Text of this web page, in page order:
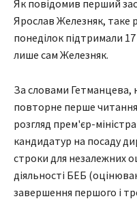
Як повідомив перший
Ярослав Железняк, таке
понеділок підтримали
лише сам Железняк.
За словами Гетманцева,
повторне перше читання
розгляд прем'єр-
кандидатур на посаду
строки для незалежних
діяльності БЕБ
завершення першого і